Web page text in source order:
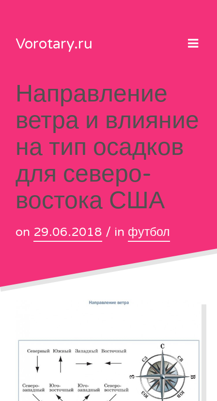
contentVorotary.ru
Направление
ветра и влияние
на тип осадков
для северо-
востока США
on 29.06.2018 / in футбол